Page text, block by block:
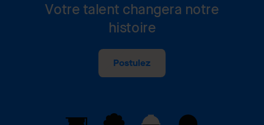
Votre talent changera notre
histoire
Postulez